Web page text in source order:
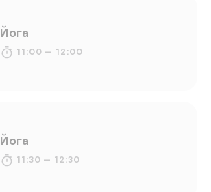
Йога
11:00 — 12:00
Йога
11:30 — 12:30